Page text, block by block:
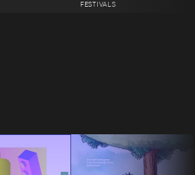
FESTIVALS